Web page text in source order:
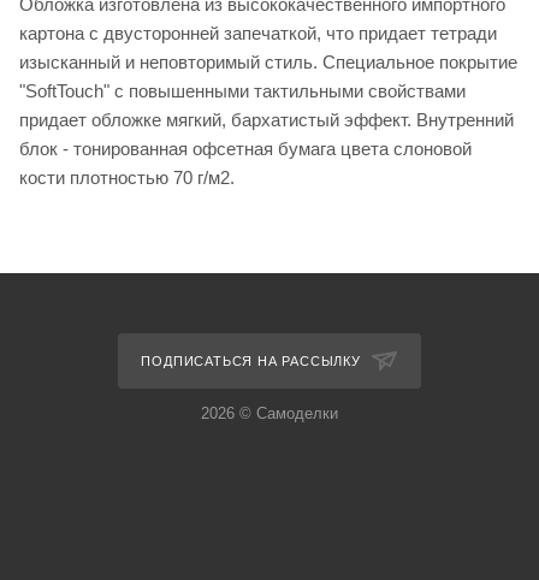
картона с двусторонней запечаткой, что придает тетради
изысканный и неповторимый стиль. Специальное покрытие
"SoftTouch" с повышенными тактильными свойствами
придает обложке мягкий, бархатистый эффект. Внутренний
блок - тонированная офсетная бумага цвета слоновой
кости плотностью 70 г/м2.
ПОДПИСАТЬСЯ НА РАССЫЛКУ
2026 © Самоделки